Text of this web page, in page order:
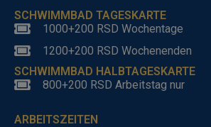
SCHWIMMBAD TAGESKARTE
1000+200 RSD Wochentage
1200+200 RSD Wochenenden
SCHWIMMBAD HALBTAGESKARTE
800+200 RSD Arbeitstag nur
ARBEITSZEITEN